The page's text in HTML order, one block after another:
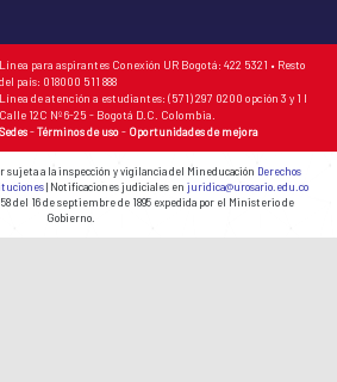
Línea para aspirantes Conexión UR Bogotá: 422 5321 • Resto
del país: 018000 511 888
Línea de atención a estudiantes: (571) 297 0200 opción 3 y 1 I
Calle 12C Nº 6-25 - Bogotá D.C. Colombia.
Sedes-Términos de uso- Oportunidades de mejora
a la inspección y vigilancia del Mineducación Derechos
| Notificaciones judiciales en juridica@urosario.edu.co
del 16 de septiembre de 1895 expedida por el Ministerio de
Gobierno.